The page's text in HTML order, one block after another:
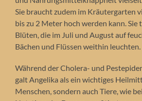
Sie braucht zudem im Kräutergarten
bis zu 2 Meter hoch werden kann.
Blüten, die im Juli und August auf
Bächen und Flüssen weithin leuchten.
Während der Cholera- und
galt Angelika als ein wichtiges
Menschen, sondern auch Tiere, wie